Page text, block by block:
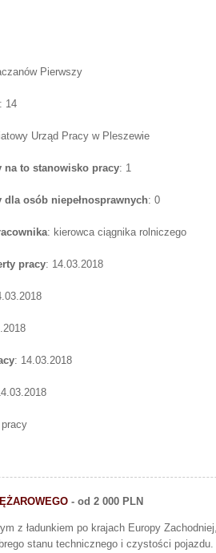
Pierwszy
: 14
Urząd Pracy w Pleszewie
na to stanowisko pracy: 1
osób niepełnosprawnych: 0
: kierowca ciągnika rolniczego
pracy: 14.03.2018
: 14.03.2018
- od 2 000 PLN
z ładunkiem po krajach Europy
stanu technicznego i czystości pojazdu.